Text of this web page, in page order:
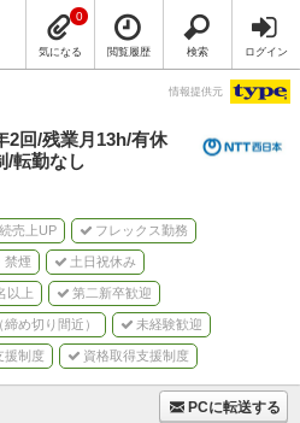
気になる
0
閲覧履歴 検索 ログイン
情報提供元
2回/残業月13h/有休
/転勤なし
売上UP フレックス勤務
禁煙 土日祝休み
以上 第二新卒歓迎
締め切り間近） 未経験歓迎
援制度 資格取得支援制度
PCに転送する